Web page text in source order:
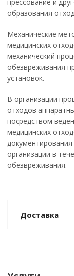
прессование и
образования
Механические
медицинских
механический
обезвреживания
установок.
В организации
отходов
посредством
медицинских
организации в
обезвреживания.
Доставка